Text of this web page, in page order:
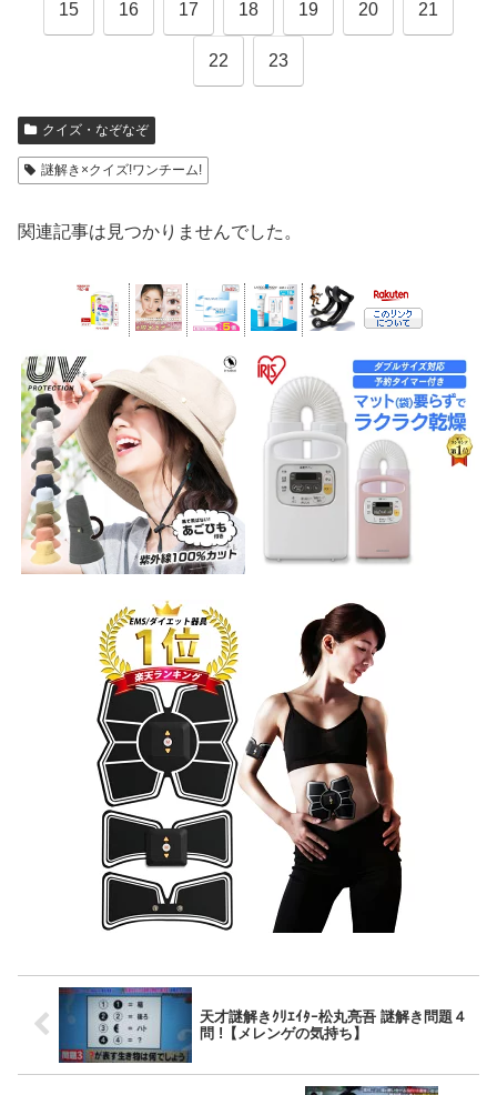
15 16 17 18 19 20 21
22 23
クイズ・なぞなぞ
謎解き×クイズ!ワンチーム!
関連記事は見つかりませんでした。
天才謎解きｸﾘｴｲﾀｰ松丸亮吾 謎解き問題４
問 !【メレンゲの気持ち】